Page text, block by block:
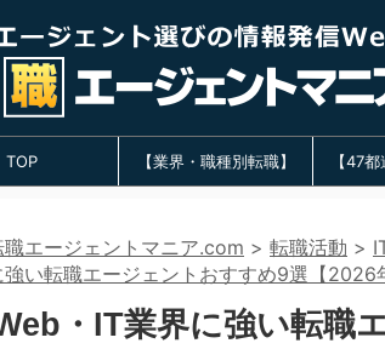
TOP 【業界・職種別転職】 【47
職エージェントマニア.com > 転職活動 >
強い転職エージェントおすすめ9選【2026
・IT業界に強い転職